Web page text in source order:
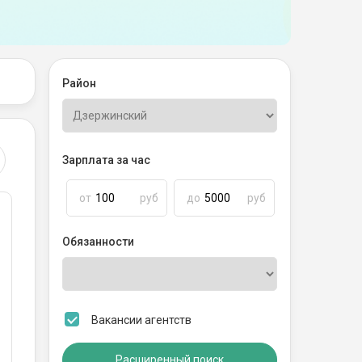
Район
Зарплата за час
от руб до руб
Обязанности
Вакансии агентств